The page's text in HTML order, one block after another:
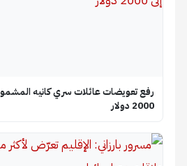
رفع تعويضات عائلات سري كانيه
2000 دولار